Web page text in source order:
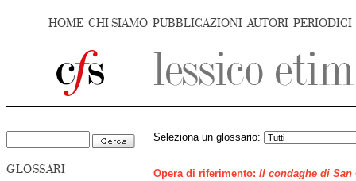
HOME CHI SIAMO PUBBLICAZIONI AUTORI PERIODICI
GLOSSARI
Seleziona un glossario:
Opera di riferimento: Il condaghe di San